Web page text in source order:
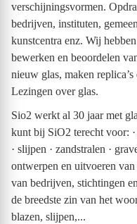
verschijningsvormen.
bedrijven, instituten,
kunstcentra enz. Wij
bewerken en beoordelen
nieuw glas, maken
Lezingen over glas.
Sio2 werkt al 30 jaar met
kunt bij SiO2 terecht voor: ·
· slijpen · zandstralen ·
ontwerpen en uitvoeren
van bedrijven, stichtingen
de breedste zin van het
blazen, slijpen,...